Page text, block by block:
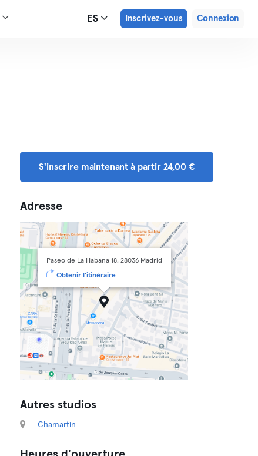
ES Inscrivez-vous Connexion
S'inscrire maintenant à partir 24,00 €
Adresse
Paseo de La Habana 18, 28036 Madrid
Obtenir l'itinéraire
Autres studios
Chamartin